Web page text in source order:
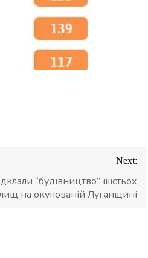
Next:
“будівництво” шістьох
на окупованій Луганщині